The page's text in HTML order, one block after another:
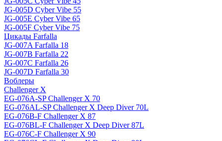
JG-005D Cyber Vibe 55
JG-005E Cyber Vibe 65
JG-005F Cyber Vibe 75
Цикады Farfalla
JG-007A Farfalla 18
JG-007B Farfalla 22
JG-007C Farfalla 26
JG-007D Farfalla 30
Воблеры
Challenger X
EG-076A-SP Challenger X 70
EG-076AL-SP Challenger X Deep Diver 70L
EG-076B-F Challenger X 87
EG-076BL-F Challenger X Deep Diver 87L
EG-076C-F Challenger X 90